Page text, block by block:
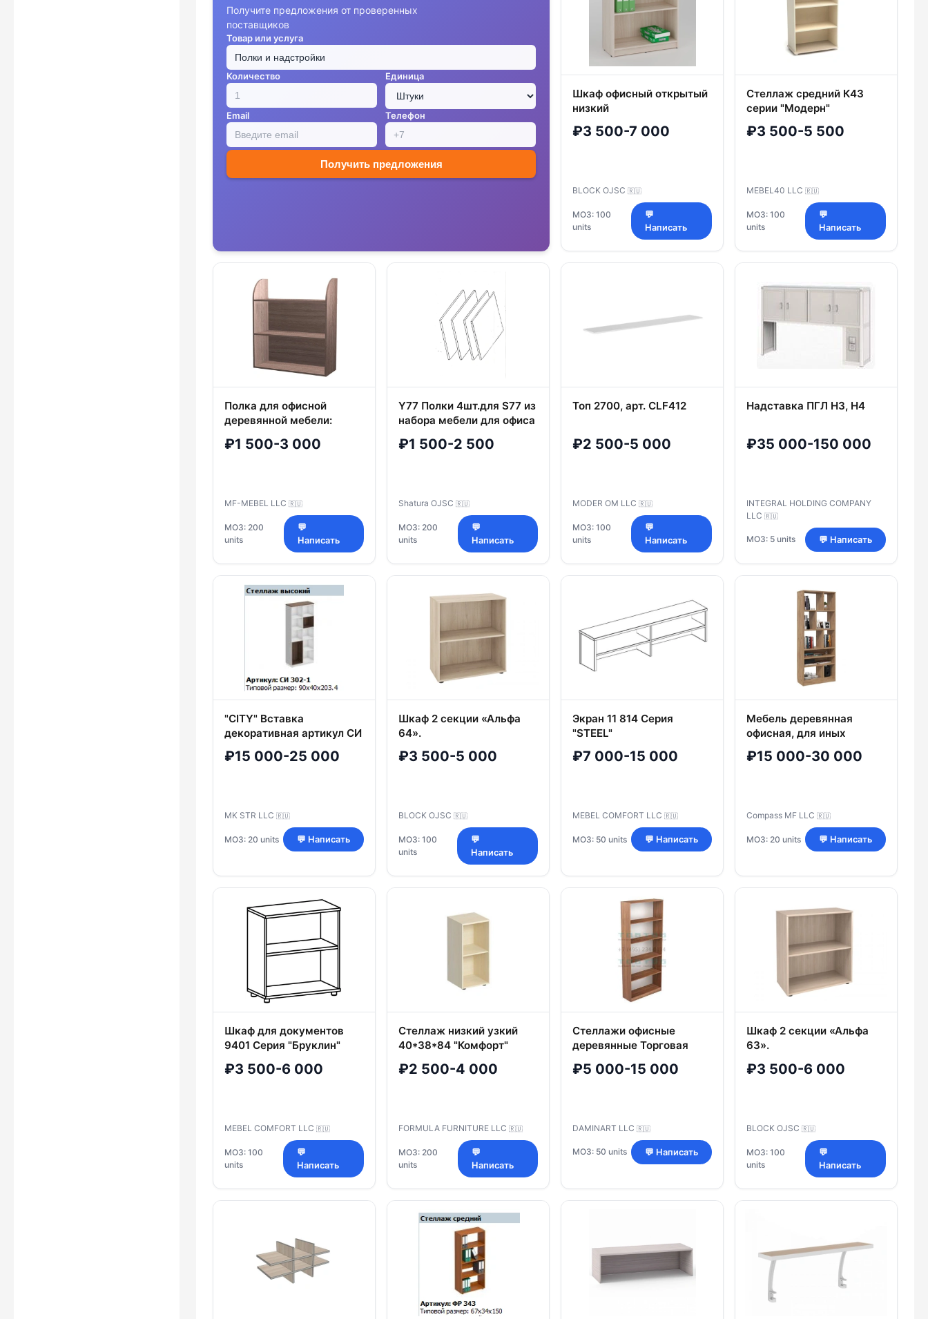
Получите предложения от проверенных
поставщиков
Товар или услуга
Количество Единица
Email Телефон
Получить предложения
Шкаф офисный открытый
низкий
₽3 500-7 000
BLOCK OJSC 🇷🇺
МОЗ: 100
units
💬
Написать
Стеллаж средний К43
серии "Модерн"
₽3 500-5 500
MEBEL40 LLC 🇷🇺
МОЗ: 100
units
💬
Написать
Полка для офисной
деревянной мебели:
₽1 500-3 000
MF-MEBEL LLC 🇷🇺
МОЗ: 200
units
💬
Написать
Y77 Полки 4шт.для S77 из
набора мебели для офиса
₽1 500-2 500
Shatura OJSC 🇷🇺
МОЗ: 200
units
💬
Написать
Топ 2700, арт. CLF412
₽2 500-5 000
MODER OM LLC 🇷🇺
МОЗ: 100
units
💬
Написать
Надставка ПГЛ Н3, Н4
₽35 000-150 000
INTEGRAL HOLDING COMPANY
LLC
🇷🇺
МОЗ: 5 units 💬 Написать
"CITY" Вставка
декоративная артикул СИ
₽15 000-25 000
MK STR LLC 🇷🇺
МОЗ: 20 units 💬 Написать
Шкаф 2 секции «Альфа
64».
₽3 500-5 000
BLOCK OJSC 🇷🇺
МОЗ: 100
units
💬
Написать
Экран 11 814 Серия
"STEEL"
₽7 000-15 000
MEBEL COMFORT LLC 🇷🇺
МОЗ: 50 units 💬 Написать
Мебель деревянная
офисная, для иных
помещений: Полка по
₽15 000-30 000
Compass MF LLC 🇷🇺
МОЗ: 20 units 💬 Написать
Шкаф для документов
9401 Серия "Бруклин"
₽3 500-6 000
MEBEL COMFORT LLC 🇷🇺
МОЗ: 100
units
💬
Написать
Стеллаж низкий узкий
40*38*84 "Комфорт"
₽2 500-4 000
FORMULA FURNITURE LLC 🇷🇺
МОЗ: 200
units
💬
Написать
Стеллажи офисные
деревянные Торговая
₽5 000-15 000
DAMINART LLC 🇷🇺
МОЗ: 50 units 💬 Написать
Шкаф 2 секции «Альфа
63».
₽3 500-6 000
BLOCK OJSC 🇷🇺
МОЗ: 100
units
💬
Написать